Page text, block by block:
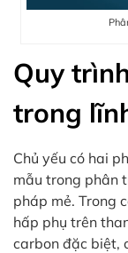
Quy
trong
Chủ yếu có hai
mẫu trong phân
pháp mẻ. Trong
hấp phụ trên
carbon đặc biệt,